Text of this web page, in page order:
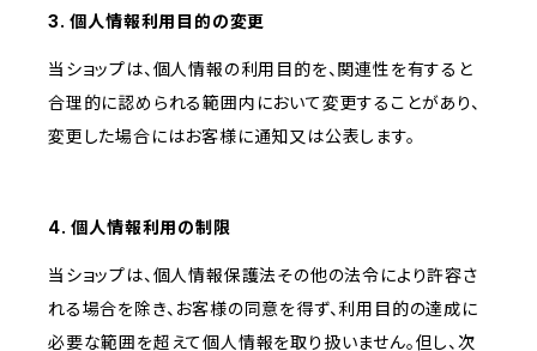
3. 個人情報利用目的の変更
当ショップは、個人情報の利用目的を、関連性を有すると
合理的に認められる範囲内において変更することがあり、
変更した場合にはお客様に通知又は公表します。
4. 個人情報利用の制限
当ショップは、個人情報保護法その他の法令により許容さ
れる場合を除き、お客様の同意を得ず、利用目的の達成に
必要な範囲を超えて個人情報を取り扱いません。但し、次